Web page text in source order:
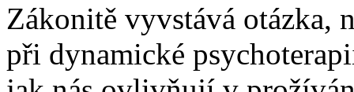
Zákonitě vyvstává otázka,
při dynamické